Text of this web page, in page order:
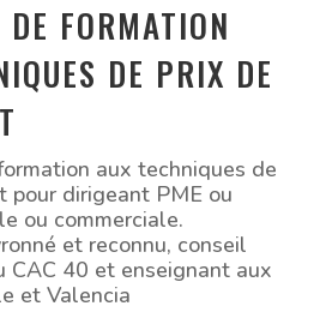
DE FORMATION
DE PRIX DE
aux techniques de
pour dirigeant PME ou
ou commerciale.
et reconnu, conseil
CAC 40 et enseignant aux
et Valencia